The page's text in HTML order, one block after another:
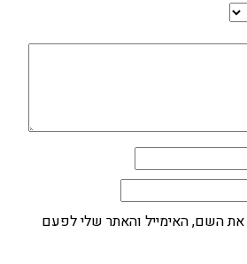
השם, האימייל והאתר שלי לפעם